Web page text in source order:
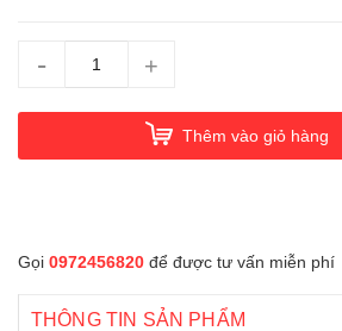
- +
Thêm vào giỏ hàng
Gọi 0972456820 để được tư vấn miễn phí
THÔNG TIN SẢN PHẨM